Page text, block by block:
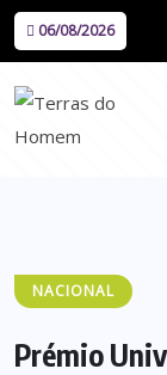
06/08/2026
NACIONAL
Prémio